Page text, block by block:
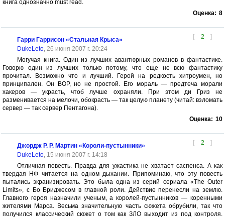
книга однозначно must read.
Оценка: 8
[ 2 ]
Гарри Гаррисон «Стальная Крыса»
DukeLeto, 26 июня 2007 г. 20:24
Могучая книга. Один из лучших авантюрных романов в фантастике.
Говорю один из лучших только потому, что еще не всю фантастику
прочитал. Возможно что и лучший. Герой на редкость хитроумен, но
принципален. Он ВОР, но не простой. Его мораль — предтеча морали
хакеров — украсть, чтоб лучше охраняли. При этом ди Гриз не
разменивается на мелочи, обокрасть — так целую планету (читай: взломать
сервер — так сервер Пентагона).
Оценка: 10
[ 2 ]
Джордж Р. Р. Мартин «Короли-пустынники»
DukeLeto, 15 июня 2007 г. 14:18
Отличная повесть. Правда для ужастика не хватает саспенса. А как
твердая НФ читается на одном дыхании. Припоминаю, что эту повесть
пытались экранизировать. Это была одна из серий сериала «The Outer
Limits», с Бо Бриджесом в главной роли. Действие перенесли на землю.
Главного героя назначили ученым, а королей-пустынников — коренными
жителями Марса. Весьма значительную часть сюжета обрубили, так что
получился классический сюжет о том как ЗЛО выходит из под контроля.